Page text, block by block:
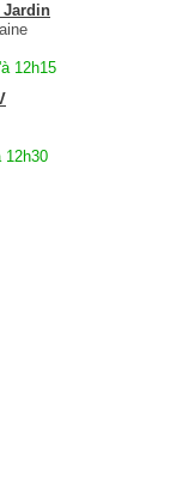
12h15
12h30